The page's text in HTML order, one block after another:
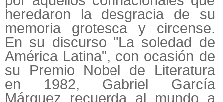
heredaron la desgracia de su
memoria grotesca y circense.
En su discurso "La soledad de
América Latina", con ocasión de
su Premio Nobel de Literatura
en 1982, Gabriel García
Márquez recuerda al mundo a